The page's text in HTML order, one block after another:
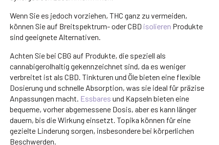
Wenn Sie es jedoch vorziehen, THC ganz zu vermeiden,
können Sie auf Breitspektrum- oder CBD isolieren Produkte
sind geeignete Alternativen.
Achten Sie bei CBG auf Produkte, die speziell als
cannabigerolhaltig gekennzeichnet sind, da es weniger
verbreitet ist als CBD. Tinkturen und Öle bieten eine flexible
Dosierung und schnelle Absorption, was sie ideal für präzise
Anpassungen macht. Essbares und Kapseln bieten eine
bequeme, vorher abgemessene Dosis, aber es kann länger
dauern, bis die Wirkung einsetzt. Topika können für eine
gezielte Linderung sorgen, insbesondere bei körperlichen
Beschwerden.